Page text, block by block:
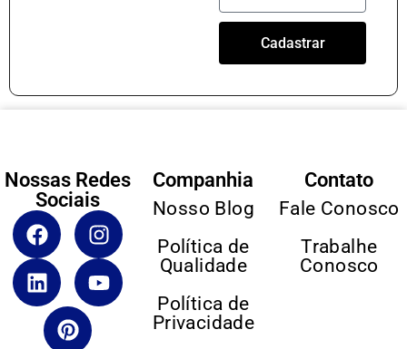
Cadastrar
Nossas Redes
Sociais
Companhia
Nosso Blog
Política de
Qualidade
Política de
Privacidade
Contato
Fale Conosco
Trabalhe
Conosco